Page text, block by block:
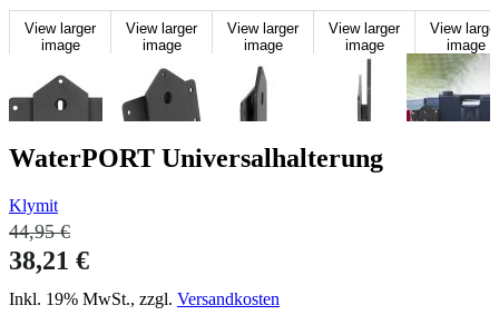
View larger
image
View larger
image
View larger
image
View larger
image
View
image
WaterPORT Universalhalterung
Klymit
44,95 €
38,21 €
Inkl. 19% MwSt., zzgl. Versandkosten